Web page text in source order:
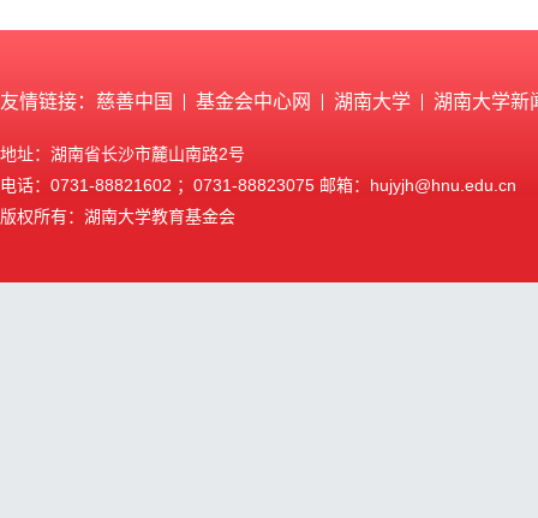
友情链接： 慈善中国 基金会中心网 湖南大学 湖南大学新
地址：湖南省长沙市麓山南路2号
电话：0731-88821602 ；0731-88823075 邮箱：hujyjh@hnu.edu.cn
版权所有：湖南大学教育基金会